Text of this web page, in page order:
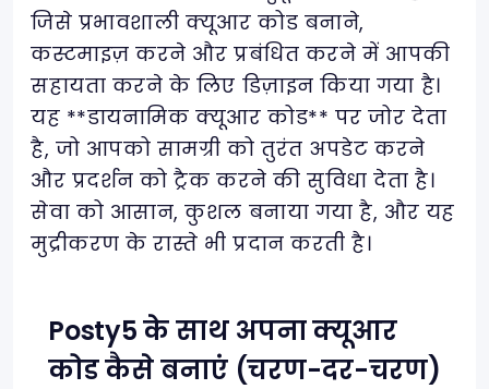
जिसे प्रभावशाली क्यूआर कोड बनाने,
कस्टमाइज़ करने और प्रबंधित करने में आपकी
सहायता करने के लिए डिज़ाइन किया गया है।
यह **डायनामिक क्यूआर कोड** पर जोर देता
है, जो आपको सामग्री को तुरंत अपडेट करने
और प्रदर्शन को ट्रैक करने की सुविधा देता है।
सेवा को आसान, कुशल बनाया गया है, और यह
मुद्रीकरण के रास्ते भी प्रदान करती है।
Posty5 के साथ अपना क्यूआर
कोड कैसे बनाएं (चरण-दर-चरण)